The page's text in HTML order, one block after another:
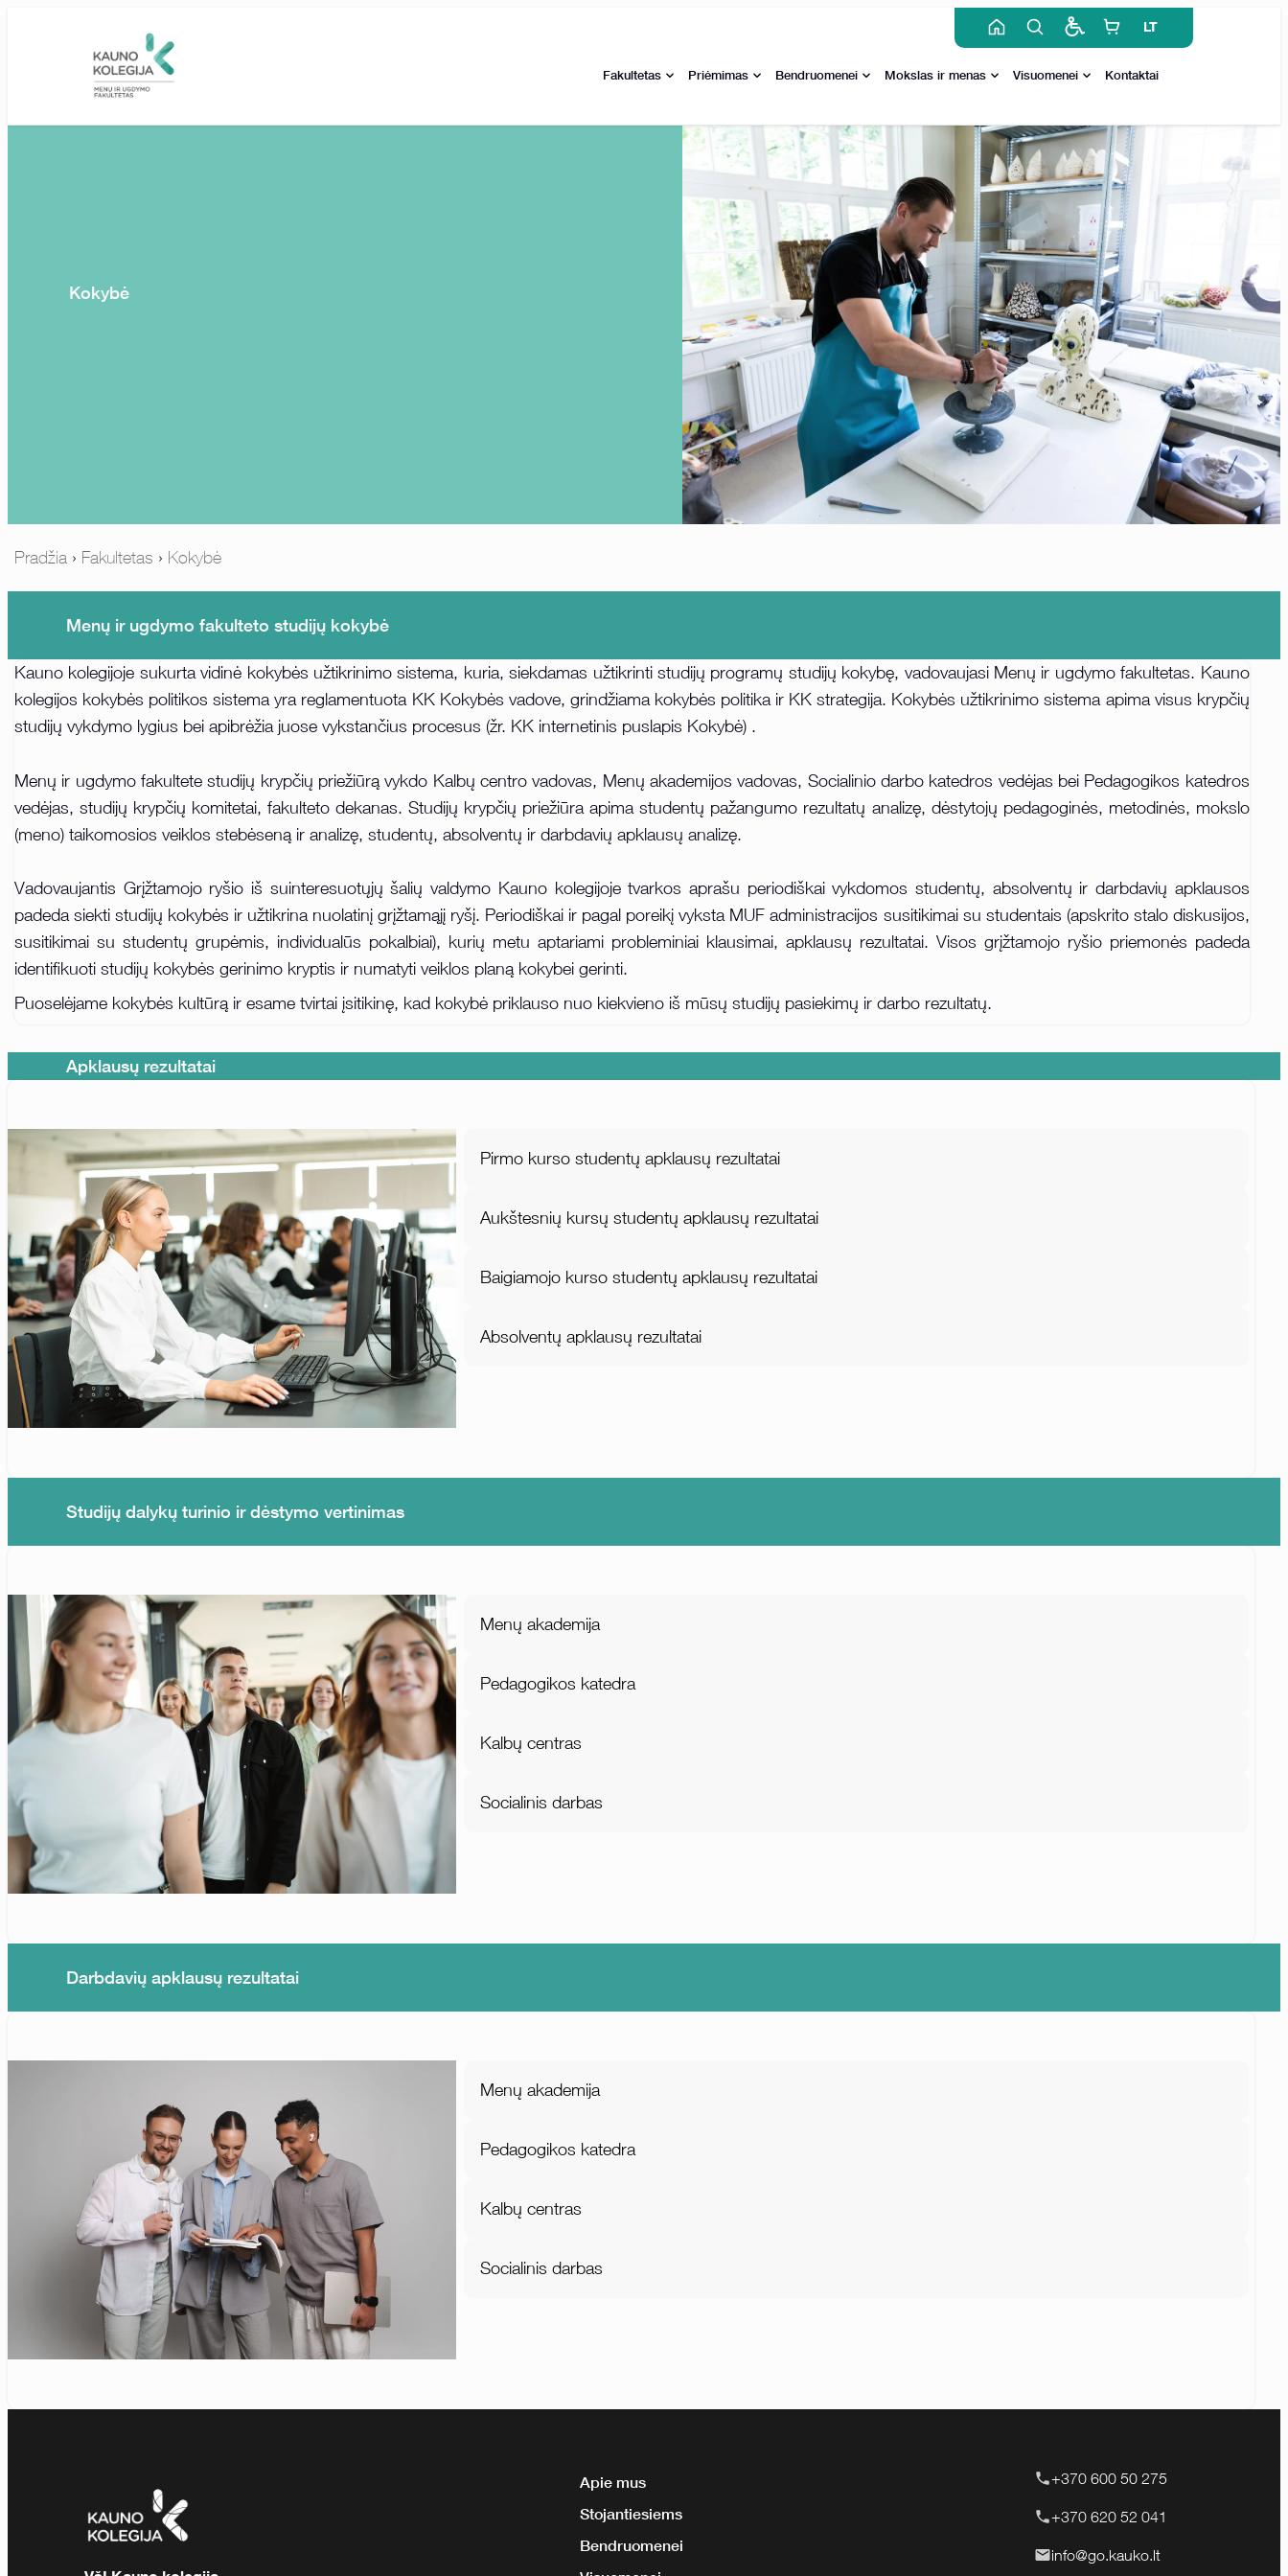
Fakultetas Priėmimas Bendruomenei Mokslas ir menas Visuomenei Kontaktai
LT
Kokybė
Pradžia › Fakultetas › Kokybė
Menų ir ugdymo fakulteto studijų kokybė
Kauno kolegijoje sukurta vidinė kokybės užtikrinimo sistema, kuria, siekdamas užtikrinti studijų programų studijų kokybę, vadovaujasi Menų ir ugdymo fakultetas. Kauno
kolegijos kokybės politikos sistema yra reglamentuota KK Kokybės vadove, grindžiama kokybės politika ir KK strategija. Kokybės užtikrinimo sistema apima visus krypčių
studijų vykdymo lygius bei apibrėžia juose vykstančius procesus (žr. KK internetinis puslapis Kokybė) .
Menų ir ugdymo fakultete studijų krypčių priežiūrą vykdo Kalbų centro vadovas, Menų akademijos vadovas, Socialinio darbo katedros vedėjas bei Pedagogikos katedros
vedėjas, studijų krypčių komitetai, fakulteto dekanas. Studijų krypčių priežiūra apima studentų pažangumo rezultatų analizę, dėstytojų pedagoginės, metodinės, mokslo
(meno) taikomosios veiklos stebėseną ir analizę, studentų, absolventų ir darbdavių apklausų analizę.
Vadovaujantis Grįžtamojo ryšio iš suinteresuotųjų šalių valdymo Kauno kolegijoje tvarkos aprašu periodiškai vykdomos studentų, absolventų ir darbdavių apklausos
padeda siekti studijų kokybės ir užtikrina nuolatinį grįžtamąjį ryšį. Periodiškai ir pagal poreikį vyksta MUF administracijos susitikimai su studentais (apskrito stalo diskusijos,
susitikimai su studentų grupėmis, individualūs pokalbiai), kurių metu aptariami probleminiai klausimai, apklausų rezultatai. Visos grįžtamojo ryšio priemonės padeda
identifikuoti studijų kokybės gerinimo kryptis ir numatyti veiklos planą kokybei gerinti.
Puoselėjame kokybės kultūrą ir esame tvirtai įsitikinę, kad kokybė priklauso nuo kiekvieno iš mūsų studijų pasiekimų ir darbo rezultatų.
Apklausų rezultatai
Pirmo kurso studentų apklausų rezultatai
Aukštesnių kursų studentų apklausų rezultatai
Baigiamojo kurso studentų apklausų rezultatai
Absolventų apklausų rezultatai
Studijų dalykų turinio ir dėstymo vertinimas
Menų akademija
Pedagogikos katedra
Kalbų centras
Socialinis darbas
Darbdavių apklausų rezultatai
Menų akademija
Pedagogikos katedra
Kalbų centras
Socialinis darbas
Apie mus
Stojantiesiems
Bendruomenei
+370 600 50 275
+370 620 52 041
info@go.kauko.lt